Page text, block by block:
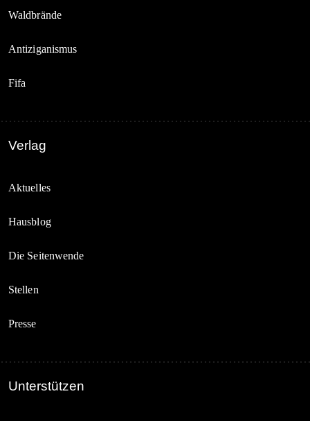
Waldbrände
Antiziganismus
Fifa
Verlag
Aktuelles
Hausblog
Die Seitenwende
Stellen
Presse
Unterstützen